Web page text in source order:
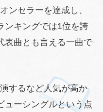
ンセラーを達成し、
ンキングでは1位を誇
表曲とも言える一曲で
するなど人気が高か
ューシングルという点